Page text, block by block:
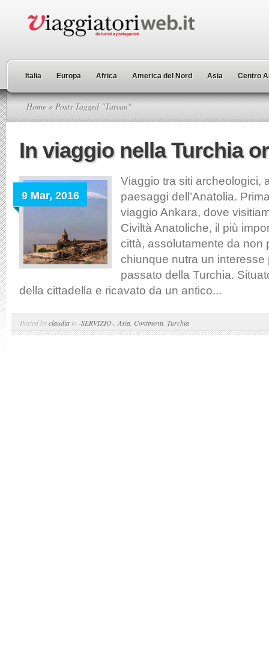
Italia Europa Africa America del Nord Asia Centro
Home » Posts Tagged "Tatvan"
In viaggio nella Turchia
9 Mar, 2016
Viaggio tra siti archeologici,
paesaggi dell’Anatolia.
viaggio Ankara, dove
Civiltà Anatoliche, il più
città, assolutamente da non
chiunque nutra un interesse
passato della Turchia.
della cittadella e ricavato da un antico...
Posted byclaudia in -SERVIZIO- Asia Continenti, Turchia